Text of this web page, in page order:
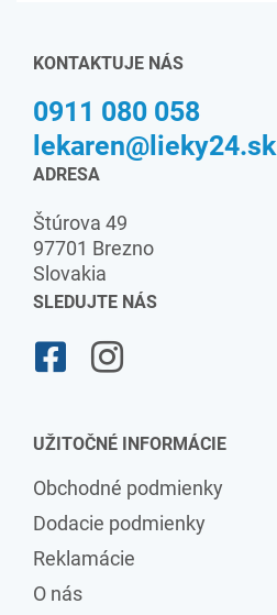
KONTAKTUJE NÁS
0911 080 058
lekaren@lieky24.sk
ADRESA
Štúrova 49
97701 Brezno
Slovakia
SLEDUJTE NÁS
UŽITOČNÉ INFORMÁCIE
Obchodné podmienky
Dodacie podmienky
Reklamácie
O nás